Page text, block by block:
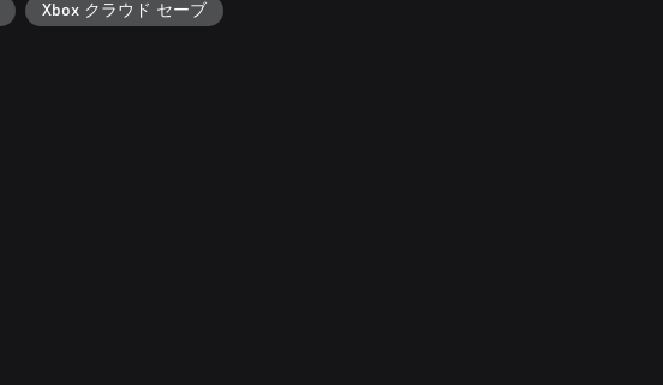
Xbox クラウド セーブ